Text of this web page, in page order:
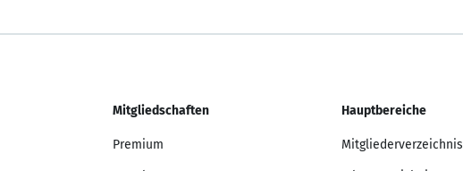
Mitgliedschaften
Premium
Hauptbereiche
Mitgliederverzeichnis